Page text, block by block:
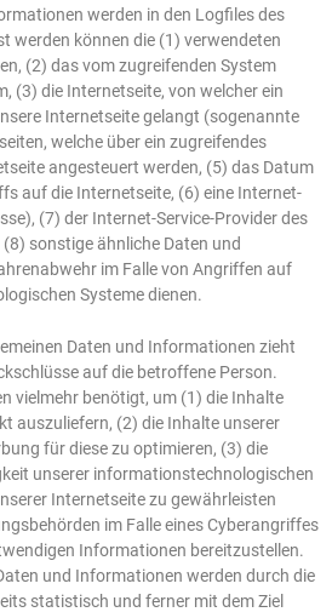
werden in den Logfiles des
werden können die (1) verwendeten
(2) das vom zugreifenden System
(3) die Internetseite, von welcher ein
Internetseite gelangt (sogenannte
welche über ein zugreifendes
angesteuert werden, (5) das Datum
auf die Internetseite, (6) eine Internet-
(7) der Internet-Service-Provider des
sonstige ähnliche Daten und
im Falle von Angriffen auf
Systeme dienen.
Daten und Informationen zieht
auf die betroffene Person.
vielmehr benötigt, um (1) die Inhalte
auszuliefern, (2) die Inhalte unserer
für diese zu optimieren, (3) die
unserer informationstechnologischen
Internetseite zu gewährleisten
im Falle eines Cyberangriffes
Informationen bereitzustellen.
und Informationen werden durch die
statistisch und ferner mit dem Ziel